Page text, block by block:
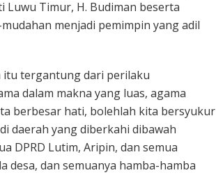
Timur, H. Budiman beserta
menjadi pemimpin yang adil
itu tergantung dari perilaku
dalam makna yang luas, agama
berbesar hati, bolehlah kita bersyukur
daerah yang diberkahi dibawah
DPRD Lutim, Aripin, dan semua
desa, dan semuanya hamba-hamba